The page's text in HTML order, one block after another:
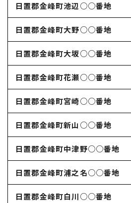
日置郡金峰町池辺○○番地
日置郡金峰町大野○○番地
日置郡金峰町大坂○○番地
日置郡金峰町花瀬○○番地
日置郡金峰町宮崎○○番地
日置郡金峰町新山○○番地
日置郡金峰町中津野○○番地
日置郡金峰町浦之名○○番地
日置郡金峰町白川○○番地